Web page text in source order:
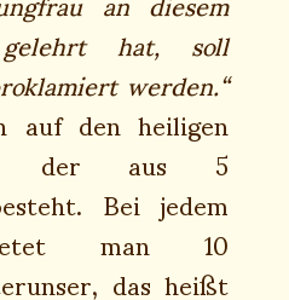
hat, soll
werden.“
auf den heiligen
der aus 5
Bei jedem
man 10
das heißt